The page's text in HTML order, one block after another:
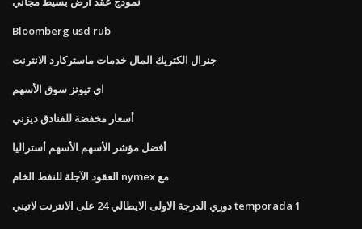
Bloomberg usd rub
جنرال الكتريك المال خدمات ماستركارد الانترنت
اي تيونز سوق الأسهم
أسعار مخفضة للفنادق ديزني
أفضل مؤشر الأسهم الأسهم أستراليا
العقود الآجلة للنفط الخام nymex مع
دوري الدرجة الاولى الايطالي 24 على الانترنت لاتيني temporada 1